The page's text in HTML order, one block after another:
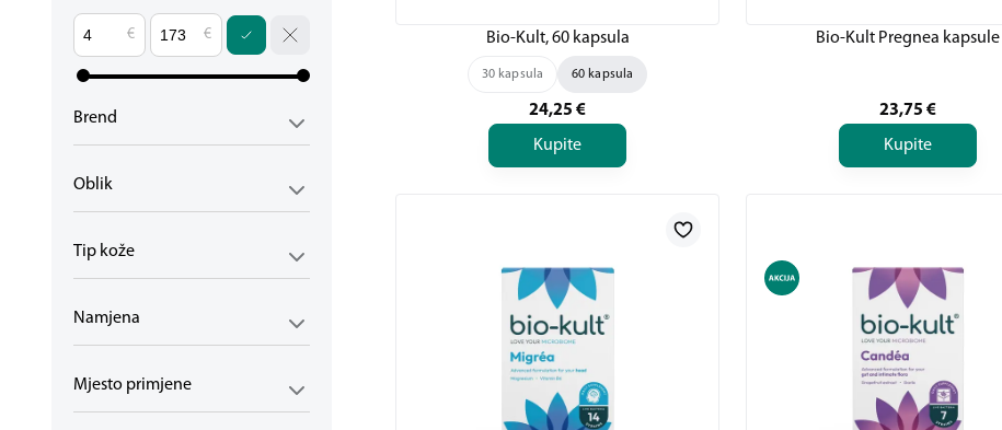
€ €
Brend
Oblik
Tip kože
Namjena
Mjesto primjene
Bio-Kult, 60 kapsula
30 kapsula 60 kapsula
24,25 €
Kupite
Bio-Kult Pregnea kapsule
23,75 €
Kupite